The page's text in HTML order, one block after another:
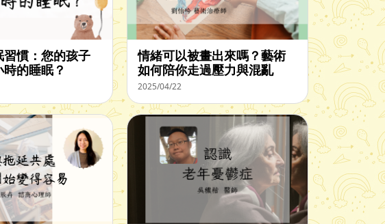
慣：您的孩子
的睡眠？
情緒可以被畫出來嗎？藝術
如何陪你走過壓力與混亂
2025/04/22